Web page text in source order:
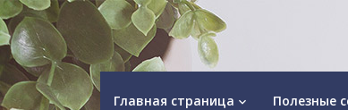
Главная страница keyboard_arrow_down Полезные